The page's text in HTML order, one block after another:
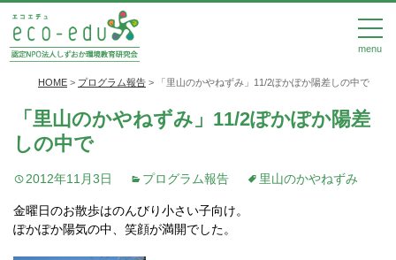
menu
HOME > プログラム報告 > 「里山のかやねずみ」11/2ぽかぽか陽差しの中で
「里山のかやねずみ」11/2ぽかぽか陽差
しの中で
2012年11月3日 プログラム報告 里山のかやねずみ
金曜日のお散歩はのんびり小さい子向け。
ぽかぽか陽気の中、笑顔が満開でした。